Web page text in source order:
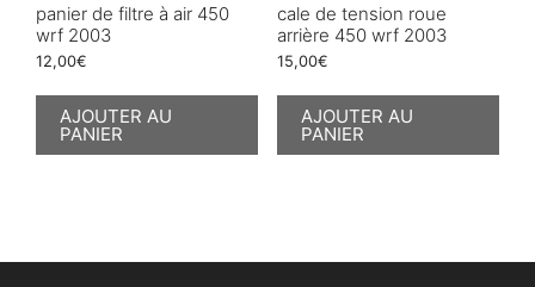
panier de filtre à air 450
wrf 2003
12,00€
AJOUTER AU
PANIER
cale de tension roue
arrière 450 wrf 2003
15,00€
AJOUTER AU
PANIER